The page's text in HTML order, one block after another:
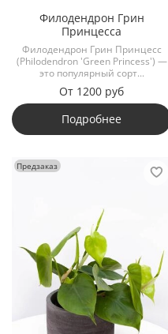
Филодендрон Грин
Принцесса
Филодендрон Грин Принцесс
(Philodendron 'Green Princess') —
это популярный сорт...
От 1200 руб
Подробнее
Предзаказ